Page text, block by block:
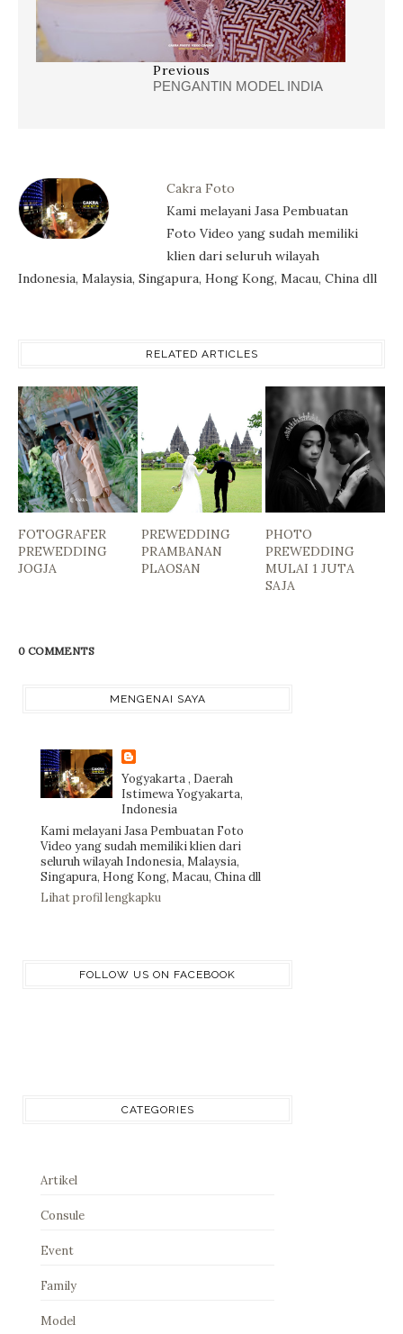
Previous
PENGANTIN MODEL INDIA
Cakra Foto
Kami melayani Jasa Pembuatan
Foto Video yang sudah memiliki
klien dari seluruh wilayah
Indonesia, Malaysia, Singapura, Hong Kong, Macau, China dll
RELATED ARTICLES
FOTOGRAFER
PREWEDDING
JOGJA
PREWEDDING
PRAMBANAN
PLAOSAN
PHOTO
PREWEDDING
MULAI 1 JUTA
SAJA
0 COMMENTS
MENGENAI SAYA
Yogyakarta , Daerah
Istimewa Yogyakarta,
Indonesia
Kami melayani Jasa Pembuatan Foto
Video yang sudah memiliki klien dari
seluruh wilayah Indonesia, Malaysia,
Singapura, Hong Kong, Macau, China dll
Lihat profil lengkapku
FOLLOW US ON FACEBOOK
CATEGORIES
Artikel
Consule
Event
Family
Model